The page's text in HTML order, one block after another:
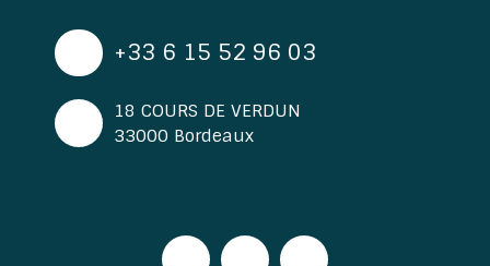
+33 6 15 52 96 03
18 COURS DE VERDUN
33000 Bordeaux